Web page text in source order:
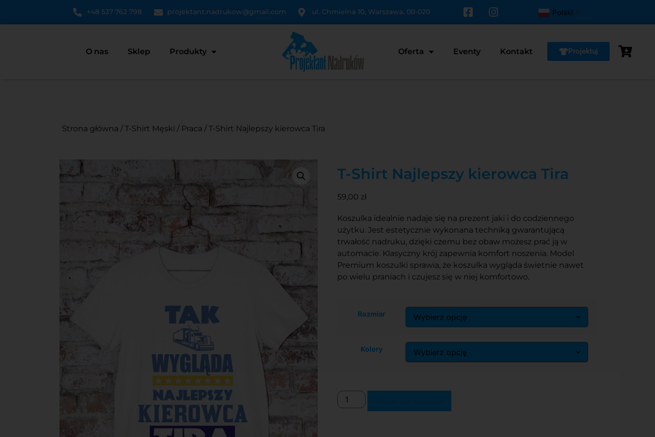
+48 537 762 798 projektant.nadrukow@gmail.com ul. Chmielna 10, Warszawa, 00-020 Polski ▼
O nas Sklep Produkty Oferta Eventy Kontakt Projektuj
Strona główna / T-Shirt Męski / Praca / T-Shirt Najlepszy kierowca Tira
T-Shirt Najlepszy kierowca Tira
59,00 zł
Koszulka idealnie nadaje się na prezent jaki i do codziennego
użytku. Jest estetycznie wykonana techniką gwarantującą
trwałość nadruku, dzięki czemu bez obaw możesz prać ją w
automacie. Klasyczny krój zapewnia komfort noszenia. Model
Premium koszulki sprawia, że koszulka wygląda świetnie nawet
po wielu praniach i czujesz się w niej komfortowo.
Rozmiar
Kolory